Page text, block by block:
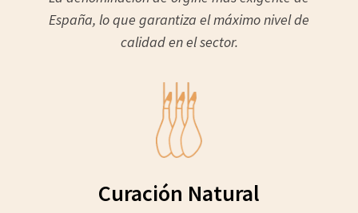
España, lo que garantiza el máximo nivel de
calidad en el sector.
Curación Natural